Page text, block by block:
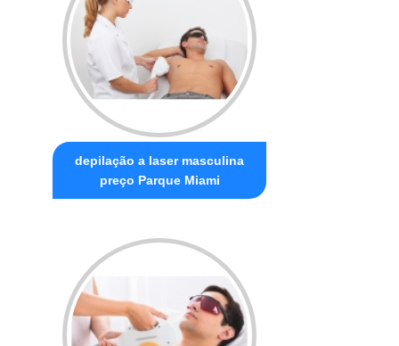
depilação a laser masculina
preço Parque Miami